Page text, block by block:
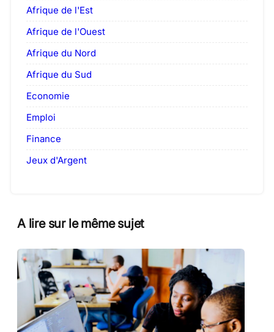
Afrique de l'Est
Afrique de l'Ouest
Afrique du Nord
Afrique du Sud
Economie
Emploi
Finance
Jeux d'Argent
A lire sur le même sujet